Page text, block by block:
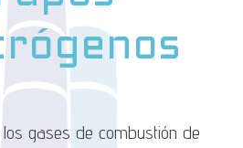
gases de combustión de